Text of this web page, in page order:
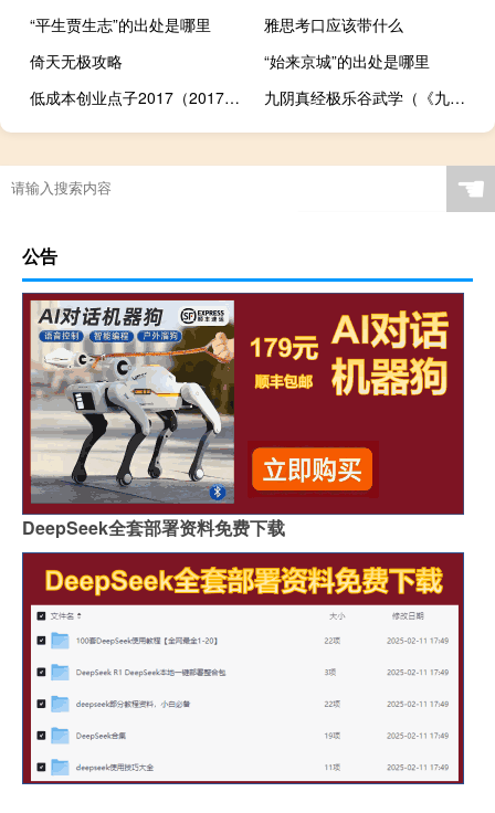
“平生贾生志”的出处是哪里
雅思考口应该带什么
倚天无极攻略
“始来京城”的出处是哪里
低成本创业点子2017（2017创业点子）
九阴真经极乐谷武学（《九阴真经》九阴真经极乐谷三内心得）
☚
公告
DeepSeek全套部署资料免费下载